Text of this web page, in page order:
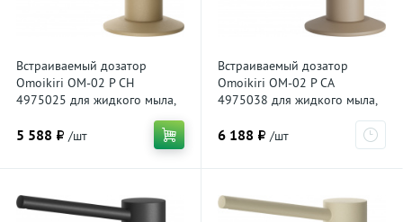
Встраиваемый дозатор
Omoikiri OM-02 P CH
4975025 для жидкого мыла,
5 588 ₽ /шт
Встраиваемый дозатор
Omoikiri OM-02 P CA
4975038 для жидкого мыла,
6 188 ₽ /шт